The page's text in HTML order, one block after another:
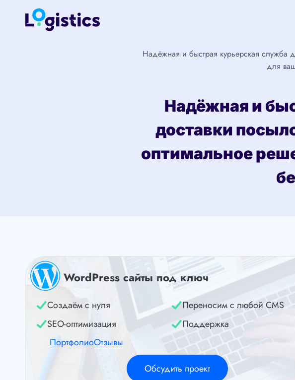
Перейти
Надёжная и быстрая курьерская служба
для
Надёжная и
доставки
оптимальное
WordPress сайты под ключ
Создаём с нуля
Переносим с любой CMS
SEO-оптимизация
Поддержка
ПортфолиоОтзывы
Обсудить проект